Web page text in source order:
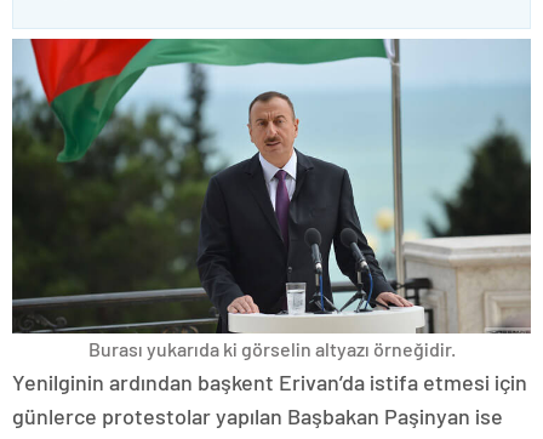
Burası yukarıda ki görselin altyazı örneğidir.
Yenilginin ardından başkent Erivan’da istifa etmesi için
günlerce protestolar yapılan Başbakan Paşinyan ise